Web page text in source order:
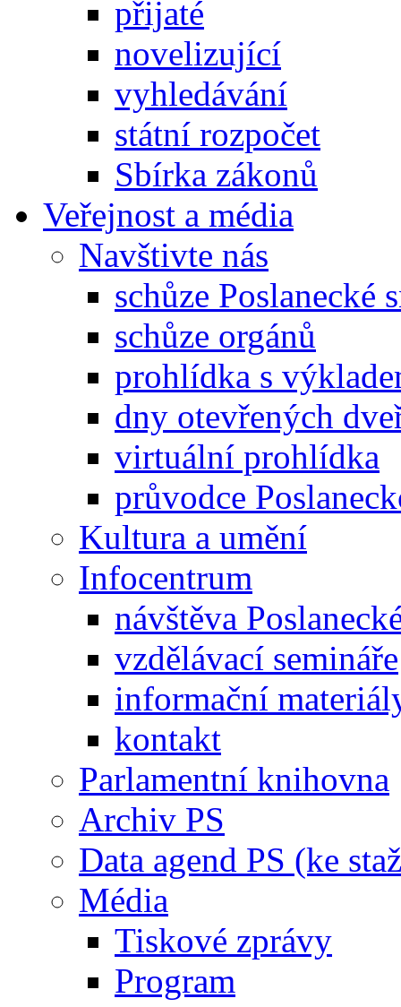
přijaté
novelizující
vyhledávání
státní rozpočet
Sbírka zákonů
Veřejnost a média
Navštivte nás
schůze Poslanecké
schůze orgánů
prohlídka s
dny otevřených
virtuální prohlídka
průvodce
Kultura a umění
Infocentrum
návštěva
vzdělávací semináře
informační
kontakt
Parlamentní knihovna
Archiv PS
Data agend PS (ke
Média
Tiskové zprávy
Program